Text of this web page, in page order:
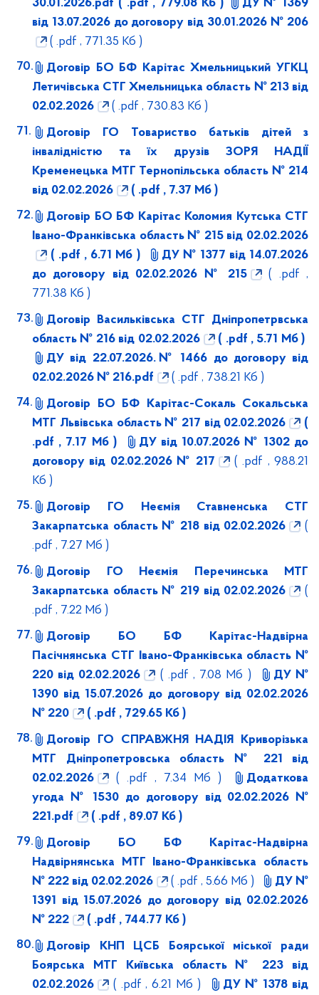
30.01.2026.pdf ( .pdf , 779.08 Кб )
ДУ № 1369
від 13.07.2026 до договору від 30.01.2026 № 206
( .pdf , 771.35 Кб )
Договір БО БФ Карітас Хмельницький УГКЦ
Летичівська СТГ Хмельницька область № 213 від
02.02.2026
( .pdf , 730.83 Кб )
Договір ГО Товариство батьків дітей з
інвалідністю та їх друзів ЗОРЯ НАДІЇ
Кременецька МТГ Тернопільська область № 214
від 02.02.2026
( .pdf , 7.37 Мб )
Договір БО БФ Карітас Коломия Кутська СТГ
Івано-Франківська область № 215 від 02.02.2026
( .pdf , 6.71 Мб )
ДУ № 1377 від 14.07.2026
до договору від 02.02.2026 № 215
( .pdf ,
771.38 Кб )
Договір Васильківська СТГ Дніпропетрвська
область № 216 від 02.02.2026
( .pdf , 5.71 Мб )
ДУ від 22.07.2026.№ 1466 до договору від
02.02.2026 № 216.pdf
( .pdf , 738.21 Кб )
Договір БО БФ Карітас-Сокаль Сокальська
МТГ Львівська область № 217 від 02.02.2026
(
.pdf , 7.17 Мб )
ДУ від 10.07.2026 № 1302 до
договору від 02.02.2026 № 217
( .pdf , 988.21
Кб )
Договір ГО Неємія Ставненська СТГ
Закарпатська область № 218 від 02.02.2026
(
.pdf , 7.27 Мб )
Договір ГО Неємія Перечинська МТГ
Закарпатська область № 219 від 02.02.2026
(
.pdf , 7.22 Мб )
Договір БО БФ Карітас-Надвірна
Пасічнянська СТГ Івано-Франківська область №
220 від 02.02.2026
( .pdf , 7.08 Мб )
ДУ №
1390 від 15.07.2026 до договору від 02.02.2026
№ 220
( .pdf , 729.65 Кб )
Договір ГО СПРАВЖНЯ НАДІЯ Криворізька
МТГ Дніпропетровська область № 221 від
02.02.2026
( .pdf , 7.34 Мб )
Додаткова
угода № 1530 до договору від 02.02.2026 №
221.pdf
( .pdf , 89.07 Кб )
Договір БО БФ Карітас-Надвірна
Надвірнянська МТГ Івано-Франківська область
№ 222 від 02.02.2026
( .pdf , 5.66 Мб )
ДУ №
1391 від 15.07.2026 до договору від 02.02.2026
№ 222
( .pdf , 744.77 Кб )
Договір КНП ЦСБ Боярської міської ради
Боярська МТГ Київська область № 223 від
02.02.2026
( .pdf , 6.21 Мб ) ДУ № 1378 від